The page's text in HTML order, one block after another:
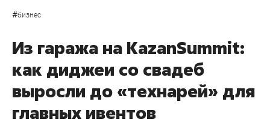
#бизнес
Из гаража на KazanSummit:
как диджеи со свадеб
выросли до «технарей» для
главных ивентов